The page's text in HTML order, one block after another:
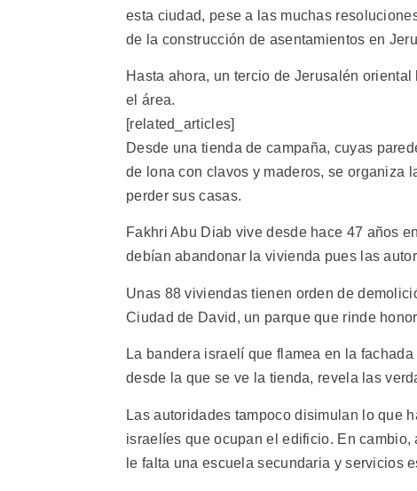
esta ciudad, pese a las muchas
de la construcción de asentamientos en
Hasta ahora, un tercio de Jerusalén
el área.
[related_articles]
Desde una tienda de campaña, cuyas
de lona con clavos y maderos, se organiza
perder sus casas.
Fakhri Abu Diab vive desde hace 47 años
debían abandonar la vivienda pues las
Unas 88 viviendas tienen orden de
Ciudad de David, un parque que rinde
La bandera israelí que flamea en la
desde la que se ve la tienda, revela las
Las autoridades tampoco disimulan lo que
israelíes que ocupan el edificio. En
le falta una escuela secundaria y servicios